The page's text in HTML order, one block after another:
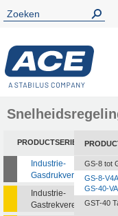
PRODUCTSERIE
Industrie-
Gasdrukveren
Industrie-
Gastrekveren
GS-8 tot
GS-8-
GS-40-VA
GST-40